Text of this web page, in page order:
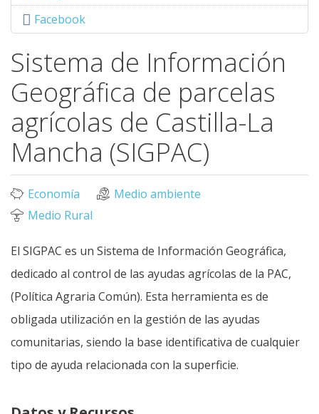
Facebook
Sistema de Información
Geográfica de parcelas
agrícolas de Castilla-La
Mancha (SIGPAC)
Economía
Medio ambiente
Medio Rural
El SIGPAC es un Sistema de Información Geográfica,
dedicado al control de las ayudas agrícolas de la PAC,
(Política Agraria Común). Esta herramienta es de
obligada utilización en la gestión de las ayudas
comunitarias, siendo la base identificativa de cualquier
tipo de ayuda relacionada con la superficie.